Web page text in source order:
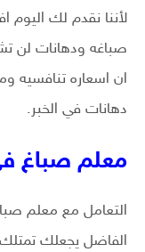
لأننا نقدم لك
صباغه ودهانات لن
ان اسعاره تنافسيه
دهانات في الخبر.
معلم صباغ
التعامل مع معلم
الفاضل يجعلك